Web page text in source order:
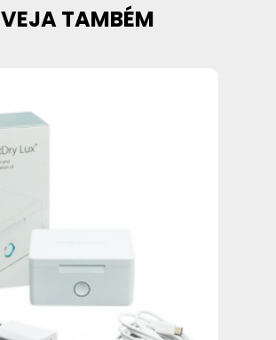
VEJA TAMBÉM